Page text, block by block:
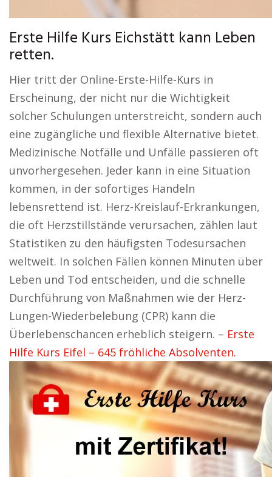
Erste Hilfe Kurs Eichstätt kann Leben
retten.
Hier tritt der Online-Erste-Hilfe-Kurs in
Erscheinung, der nicht nur die Wichtigkeit
solcher Schulungen unterstreicht, sondern auch
eine zugängliche und flexible Alternative bietet.
Medizinische Notfälle und Unfälle passieren oft
unvorhergesehen. Jeder kann in eine Situation
kommen, in der sofortiges Handeln
lebensrettend ist. Herz-Kreislauf-Erkrankungen,
die oft Herzstillstände verursachen, zählen laut
Statistiken zu den häufigsten Todesursachen
weltweit. In solchen Fällen können Minuten über
Leben und Tod entscheiden, und die schnelle
Durchführung von Maßnahmen wie der Herz-
Lungen-Wiederbelebung (CPR) kann die
Überlebenschancen erheblich steigern. – Erste
Hilfe Kurs Eifel – 645 fröhliche Absolventen.